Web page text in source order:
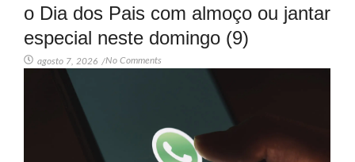
o Dia dos Pais com almoço ou jantar
especial neste domingo (9)
agosto 7, 2026 /No Comments